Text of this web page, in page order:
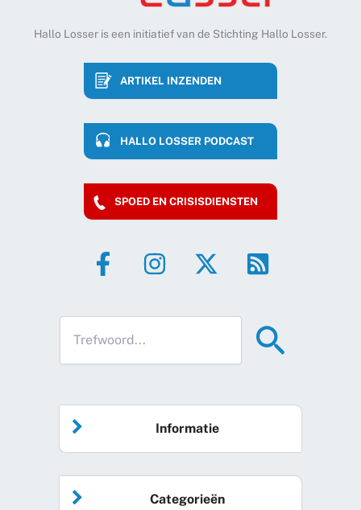
Hallo Losser is een initiatief van de Stichting Hallo Losser.
ARTIKEL INZENDEN
HALLO LOSSER PODCAST
SPOED EN CRISISDIENSTEN
Informatie
Home
Categorieën